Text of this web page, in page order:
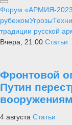
Форум «АРМИЯ-
рубежомУгрозы
традиции русской
Вчера, 21:00 Статьи
Фронтовой
Путин
4 августа Статьи